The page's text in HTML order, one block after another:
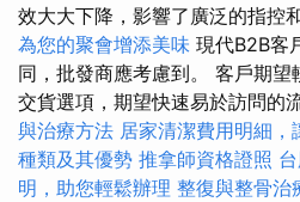
效大大下降，影響了廣泛的指控
為您的聚會增添美味 現代B2B客
同，批發商應考慮到。 客戶期
交貨選項，期望快速易於訪問的
與治療方法 居家清潔費用明細，
種類及其優勢 推拿師資格證照
明，助您輕鬆辦理 整復與整骨治